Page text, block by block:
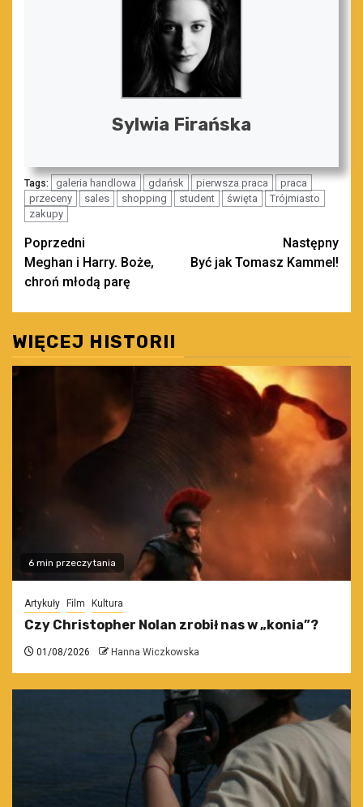
Sylwia Firańska
Tags: galeria handlowa gdańsk pierwsza praca
praca
przeceny
sales shopping student święta
Trójmiasto
zakupy
Zobacz
wpisy
Poprzedni
Meghan i Harry. Boże,
chroń młodą parę
Następny
Być jak Tomasz Kammel!
WIĘCEJ HISTORII
6 min przeczytania
Artykuły Film Kultura
Czy Christopher Nolan zrobił nas w „konia”?
01/08/2026 Hanna Wiczkowska